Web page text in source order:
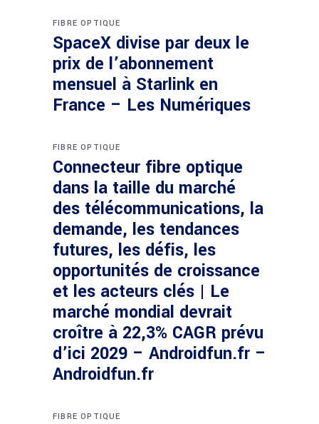
FIBRE OPTIQUE
SpaceX divise par deux le
prix de l’abonnement
mensuel à Starlink en
France – Les Numériques
FIBRE OPTIQUE
Connecteur fibre optique
dans la taille du marché
des télécommunications, la
demande, les tendances
futures, les défis, les
opportunités de croissance
et les acteurs clés | Le
marché mondial devrait
croître à 22,3% CAGR prévu
d’ici 2029 – Androidfun.fr –
Androidfun.fr
FIBRE OPTIQUE